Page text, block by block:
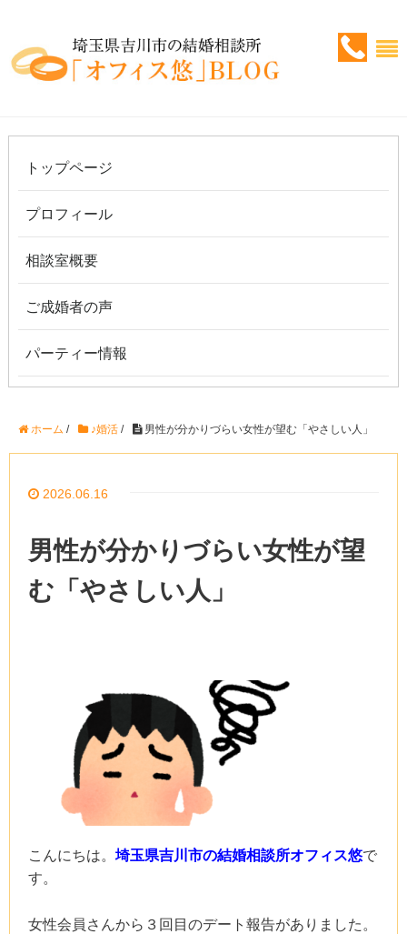
トップページ
プロフィール
相談室概要
ご成婚者の声
パーティー情報
ホーム / ♪婚活 / 男性が分かりづらい女性が望む「やさしい人」
2026.06.16
男性が分かりづらい女性が望
む「やさしい人」
こんにちは。 埼玉県吉川市の結婚相談所オフィス悠で
す。
女性会員さんから３回目のデート報告がありました。